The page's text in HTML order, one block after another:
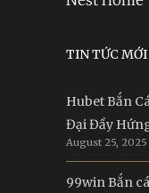
TIN TỨC
Hubet Bắn
Đại Đầy
August 25, 2025
99win Bắn